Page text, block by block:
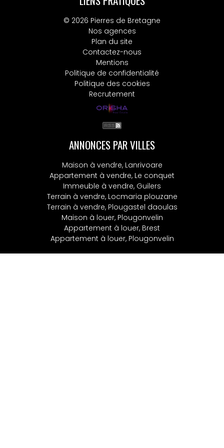
© 2026 Pierres de Bretagne
Nos agences
Plan du site
Contactez-nous
Mentions
Politique de confidentialité
Politique des cookies
Recrutement
ANNONCES PAR VILLES
Maison à vendre, Lanrivoare
Appartement à vendre, Le conquet
Immeuble à vendre, Guilers
Terrain à vendre, Locmaria plouzane
Terrain à vendre, Plougastel daoulas
Maison à louer, Plougonvelin
Appartement à louer, Brest
Appartement à louer, Plougonvelin